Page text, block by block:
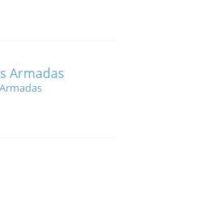
Armadas